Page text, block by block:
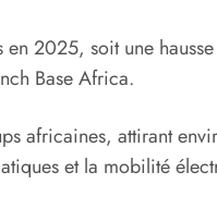
2025, soit une
Base Africa.
africaines, attirant
et la mobilité